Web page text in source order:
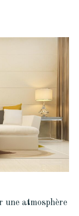
une atmosphère